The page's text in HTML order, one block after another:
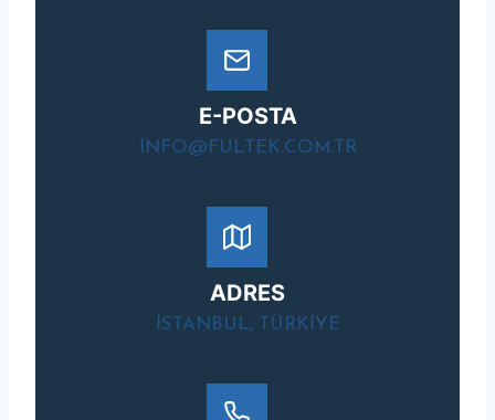
E-POSTA
INFO@FULTEK.COM.TR
ADRES
ISTANBUL, TÜRKIYE